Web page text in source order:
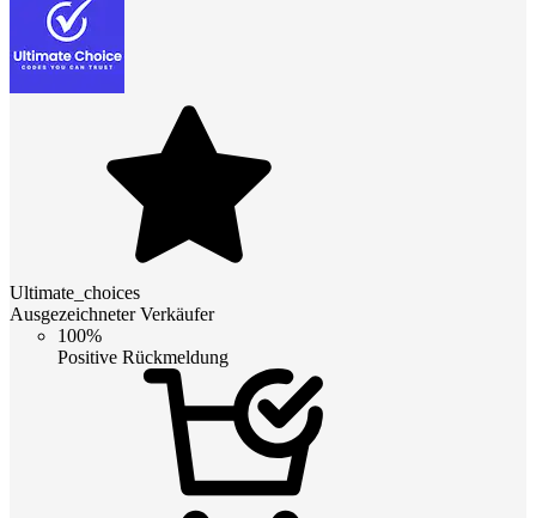
Ultimate_choices
Ausgezeichneter Verkäufer
100%
Positive Rückmeldung